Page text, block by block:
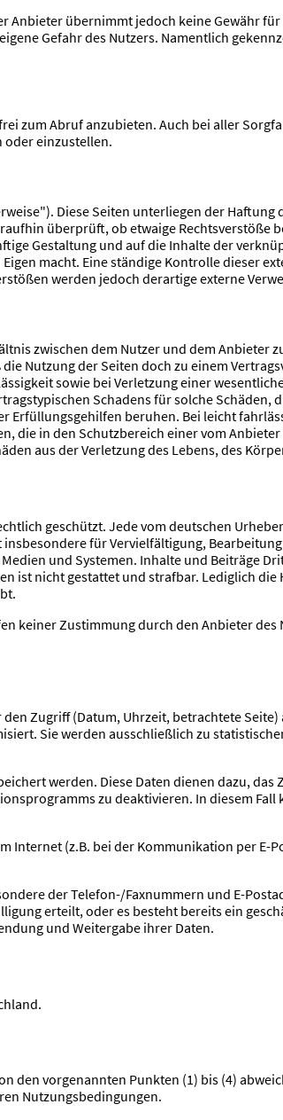
Anbieter übernimmt jedoch keine Gewähr
Gefahr des Nutzers. Namentlich
zum Abruf anzubieten. Auch bei aller
oder einzustellen.
Diese Seiten unterliegen der
überprüft, ob etwaige Rechtsverstöße
Gestaltung und auf die Inhalte der
macht. Eine ständige Kontrolle dieser
werden jedoch derartige externe
zwischen dem Nutzer und dem Anbieter
Nutzung der Seiten doch zu einem
sowie bei Verletzung einer
Schadens für solche Schäden,
beruhen. Bei leicht
die in den Schutzbereich einer vom
aus der Verletzung des Lebens, des
geschützt. Jede vom deutschen
für Vervielfältigung,
und Systemen. Inhalte und Beiträge
ist nicht gestattet und strafbar. Lediglich
keiner Zustimmung durch den Anbieter
Zugriff (Datum, Uhrzeit, betrachtete
Sie werden ausschließlich zu
werden. Diese Daten dienen dazu,
zu deaktivieren. In diesem
Internet (z.B. bei der Kommunikation per
der Telefon-/Faxnummern und E-
erteilt, oder es besteht bereits ein
und Weitergabe ihrer Daten.
den vorgenannten Punkten (1) bis (4)
Nutzungsbedingungen.